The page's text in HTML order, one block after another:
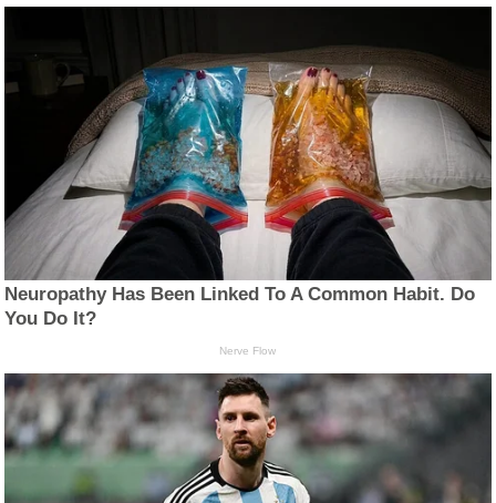
Neuropathy Has Been Linked To A Common Habit. Do
You Do It?
Nerve Flow